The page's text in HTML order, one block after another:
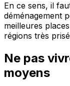
En ce sens, il
déménagement
meilleures
régions très
Ne pas
moyens